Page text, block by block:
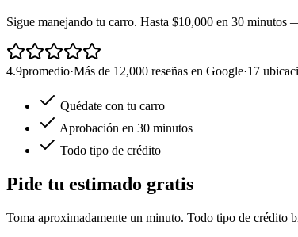
Sigue manejando tu carro. Hasta $10,000 en 30 minutos
4.9promedio·Más de 12,000 reseñas en Google·17
Quédate con tu carro
Aprobación en 30 minutos
Todo tipo de crédito
Pide tu estimado gratis
Toma aproximadamente un minuto. Todo tipo de crédito